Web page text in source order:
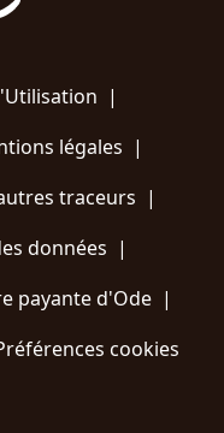
|
légales |
traceurs |
données |
payante d'Ode |
cookies